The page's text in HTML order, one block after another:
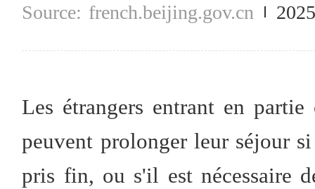
french.beijing.gov.cn
Les étrangers entrant en
peuvent prolonger leur séjour
pris fin, ou s'il est nécessaire